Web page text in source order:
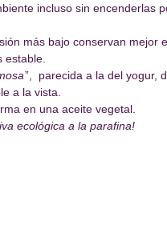
incluso sin encenderlas
más bajo conservan mejor
estable.
”, parecida a la del yogur,
a la vista.
en una aceite vegetal.
ecológica a la parafina!